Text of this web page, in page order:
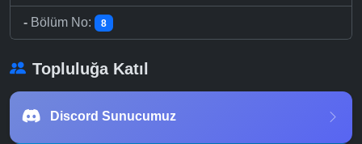
- Bölüm No: 8
Topluluğa Katıl
Discord Sunucumuz